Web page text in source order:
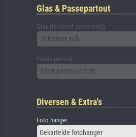
Glas & Passepartout
Glas (inclusief achterbord)
Selecteer aub
Passe-partout
Geen passe-partout
Diversen & Extra's
Foto hanger
Gekartelde fotohanger